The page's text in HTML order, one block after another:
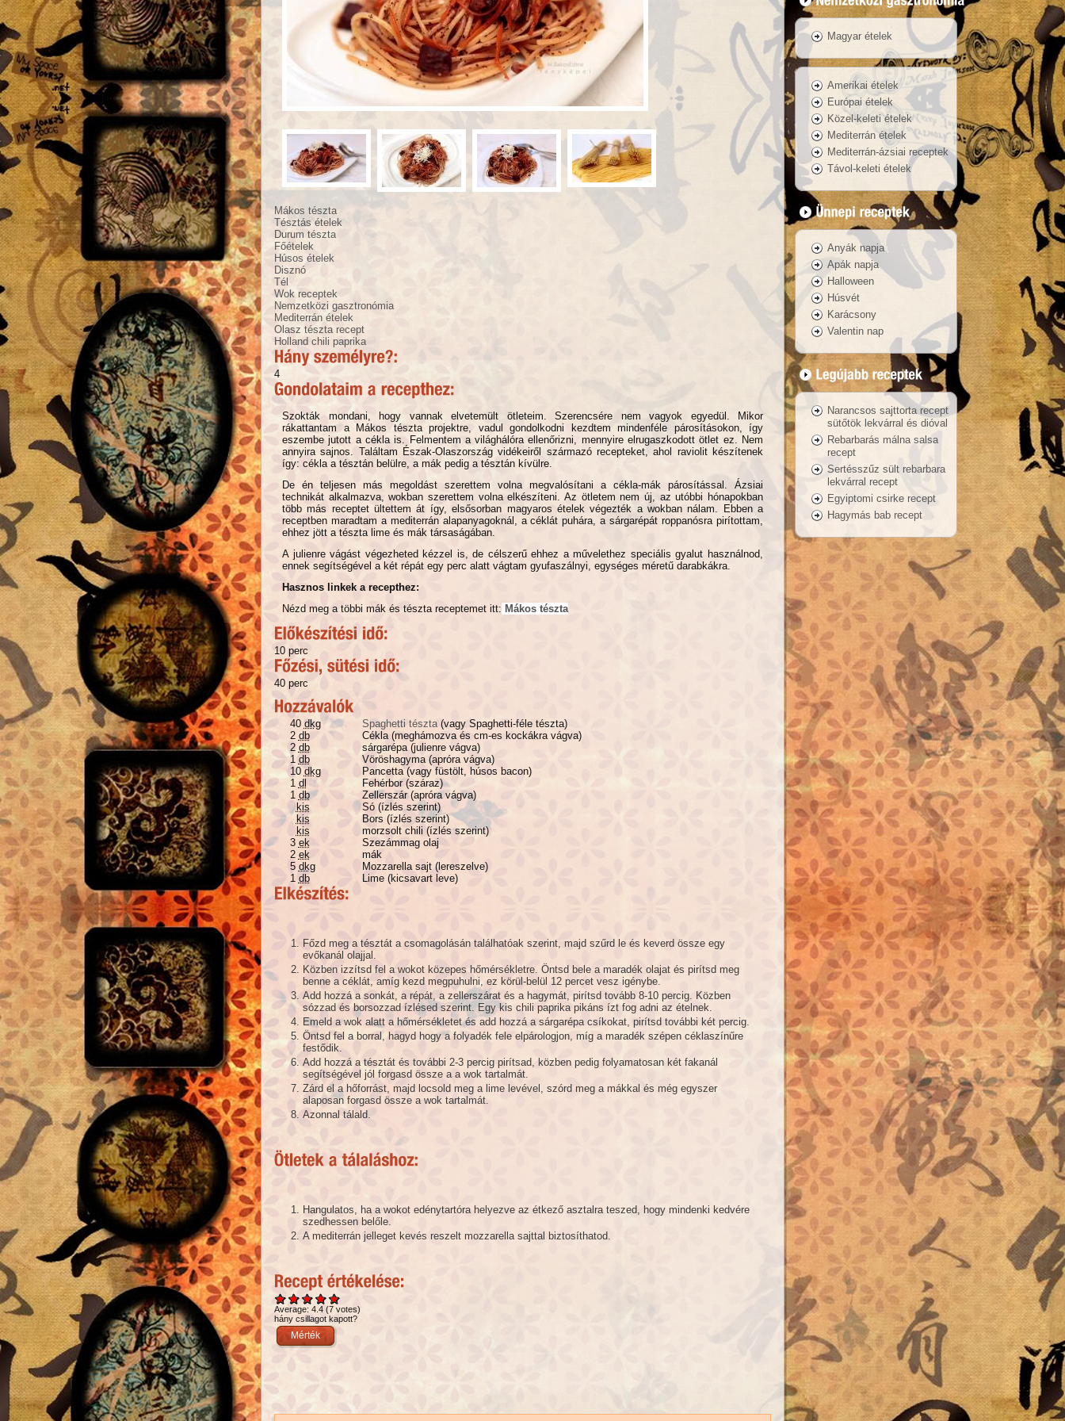
Mákos tészta
Tésztás ételek
Durum tészta
Főételek
Húsos ételek
Disznó
Tél
Wok receptek
Nemzetközi gasztronómia
Mediterrán ételek
Olasz tészta recept
Holland chili paprika
4
Szokták mondani, hogy vannak elvetemült ötleteim. Szerencsére nem vagyok egyedül. Mikor
rákattantam a Mákos tészta projektre, vadul gondolkodni kezdtem mindenféle párosításokon, így
eszembe jutott a cékla is. Felmentem a világhálóra ellenőrizni, mennyire elrugaszkodott ötlet ez. Nem
annyira sajnos. Találtam Észak-Olaszország vidékeiről származó recepteket, ahol raviolit készítenek
így: cékla a tésztán belülre, a mák pedig a tésztán kívülre.
De én teljesen más megoldást szerettem volna megvalósítani a cékla-mák párosítással. Ázsiai
technikát alkalmazva, wokban szerettem volna elkészíteni. Az ötletem nem új, az utóbbi hónapokban
több más receptet ültettem át így, elsősorban magyaros ételek végezték a wokban nálam. Ebben a
receptben maradtam a mediterrán alapanyagoknál, a céklát puhára, a sárgarépát roppanósra pirítottam,
ehhez jött a tészta lime és mák társaságában.
A julienre vágást végezheted kézzel is, de célszerű ehhez a művelethez speciális gyalut használnod,
ennek segítségével a két répát egy perc alatt vágtam gyufaszálnyi, egységes méretű darabkákra.
Hasznos linkek a recepthez:
Nézd meg a többi mák és tészta receptemet itt: Mákos tészta
10 perc
40 perc
40 dkg Spaghetti tészta(vagy Spaghetti-féle tészta)
2 db
Cékla (meghámozva és cm-es kockákra vágva)
2 db
sárgarépa (julienre vágva)
1 db
Vöröshagyma (apróra vágva)
10 dkg
Pancetta (vagy füstölt, húsos bacon)
1 dl
Fehérbor (száraz)
1 db
Zellerszár (apróra vágva)
kis
Só (ízlés szerint)
kis
Bors (ízlés szerint)
kis
morzsolt chili (ízlés szerint)
3 ek
Szezámmag olaj
2 ek
mák
5 dkg
Mozzarella sajt (lereszelve)
1 db Lime (kicsavart leve)
Főzd meg a tésztát a csomagolásán találhatóak szerint, majd szűrd le és keverd össze egy
evőkanál olajjal.
Közben izzítsd fel a wokot közepes hőmérsékletre. Öntsd bele a maradék olajat és pirítsd meg
benne a céklát, amíg kezd megpuhulni, ez körül-belül 12 percet vesz igénybe.
Add hozzá a sonkát, a répát, a zellerszárat és a hagymát, pirítsd tovább 8-10 percig. Közben
sózzad és borsozzad ízlésed szerint. Egy kis chili paprika pikáns ízt fog adni az ételnek.
Emeld a wok alatt a hőmérsékletet és add hozzá a sárgarépa csíkokat, pirítsd további két percig.
Öntsd fel a borral, hagyd hogy a folyadék fele elpárologjon, míg a maradék szépen céklaszínűre
festődik.
Add hozzá a tésztát és további 2-3 percig pirítsad, közben pedig folyamatosan két fakanál
segítségével jól forgasd össze a a wok tartalmát.
Zárd el a hőforrást, majd locsold meg a lime levével, szórd meg a mákkal és még egyszer
alaposan forgasd össze a wok tartalmát.
Azonnal tálald.
Hangulatos, ha a wokot edénytartóra helyezve az étkező asztalra teszed, hogy mindenki kedvére
szedhessen belőle.
A mediterrán jelleget kevés reszelt mozzarella sajttal biztosíthatod.
Average: 4.4 (7 votes)
hány csillagot kapott?
Magyar ételek
Amerikai ételek
Európai ételek
Közel-keleti ételek
Mediterrán ételek
Mediterrán-ázsiai receptek
Távol-keleti ételek
Anyák napja
Apák napja
Halloween
Húsvét
Karácsony
Valentin nap
Narancsos sajttorta recept
sütőtök lekvárral és dióval
Rebarbarás málna salsa
recept
Sertésszűz sült rebarbara
lekvárral recept
Egyiptomi csirke recept
Hagymás bab recept